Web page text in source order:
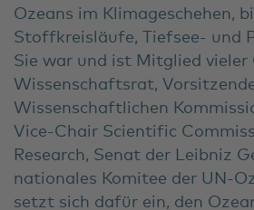
Ozeans im Klimageschehen,
Stoffkreisläufe, Tiefsee- und
Sie war und ist Mitglied vieler
Wissenschaftsrat,
Wissenschaftlichen
Vice-Chair Scientific
Research, Senat der Leibniz
nationales Komitee der UN-
setzt sich dafür ein, den